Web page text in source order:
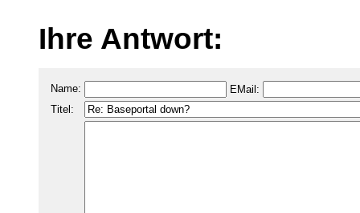
Ihre Antwort:
Name:
EMail:
Titel: